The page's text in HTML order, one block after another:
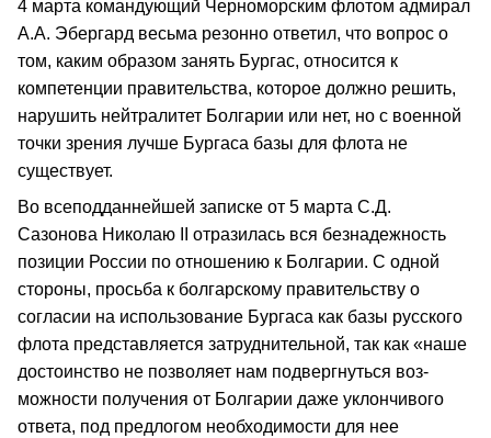
4 марта командующий Черноморским флотом адмирал
А.А. Эбергард весьма резонно ответил, что вопрос о
том, каким образом занять Бургас, относится к
компетенции правительства, которое должно решить,
нарушить нейтралитет Болгарии или нет, но с военной
точки зрения лучше Бургаса базы для флота не
существует.
Во всеподданнейшей записке от 5 марта С.Д.
Сазонова Николаю II отразилась вся безнадежность
позиции России по отношению к Болгарии. С одной
стороны, просьба к болгарскому правительству о
согласии на использование Бургаса как базы русского
флота представляется затруднительной, так как «наше
достоинство не позволяет нам подвергнуться воз­
можности получения от Болгарии даже уклончивого
ответа, под предлогом необходимости для нее